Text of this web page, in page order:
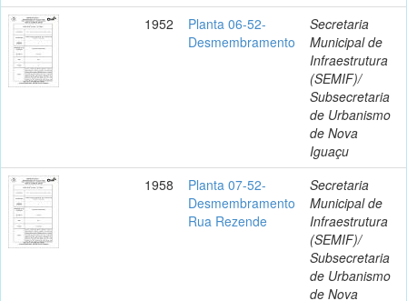
1952
Planta 06-52-
Desmembramento
Secretaria
Municipal de
Infraestrutura
(SEMIF)/
Subsecretaria
de Urbanismo
de Nova
Iguaçu
1958
Planta 07-52-
Desmembramento
Rua Rezende
Secretaria
Municipal de
Infraestrutura
(SEMIF)/
Subsecretaria
de Urbanismo
de Nova